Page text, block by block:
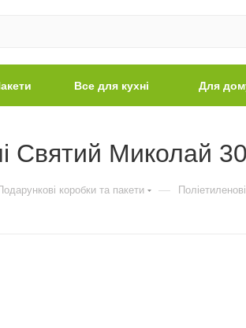
Все для кухні Для
Святий Миколай
коробки та пакети —